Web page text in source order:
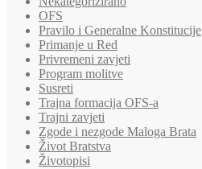
OFS
Pravilo i Generalne Konstitucije
Primanje u Red
Privremeni zavjeti
Program molitve
Susreti
Trajna formacija OFS-a
Trajni zavjeti
Zgode i nezgode Maloga Brata
Život Bratstva
Životopisi